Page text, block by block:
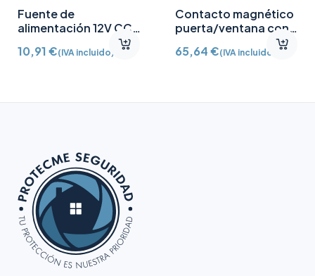
Fuente de
alimentación 12V CC
10,91€(IVA incluido)
Contacto magnético
puerta/ventana con
Detector vibración e
inclinación AJ-
65,64€(IVA incluido)